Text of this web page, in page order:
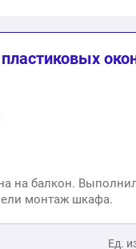
на балкон.
монтаж шкафа.
Ед.